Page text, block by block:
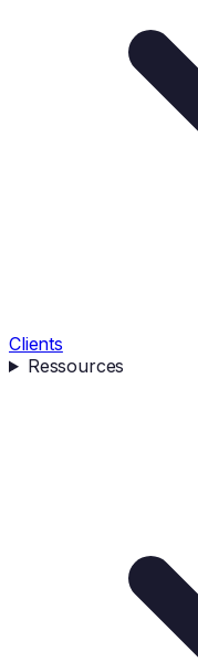
Clients
Ressources